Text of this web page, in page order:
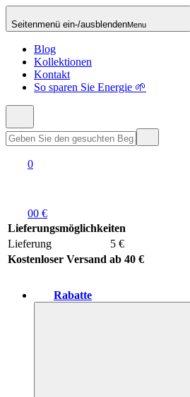
Seitenmenü ein-/ausblendenMenu
Blog
Kollektionen
Kontakt
So sparen Sie Energie 🌱
0
00 €
Lieferungsmöglichkeiten
Lieferung
5 €
Kostenloser Versand ab 40 €
Rabatte